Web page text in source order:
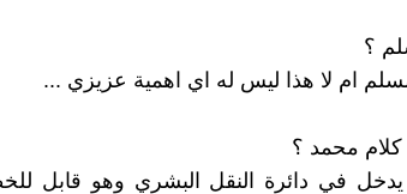
؟
ام لا هذا ليس له اي اهمية عزيزي ...
محمد ؟
في دائرة النقل البشري وهو قابل